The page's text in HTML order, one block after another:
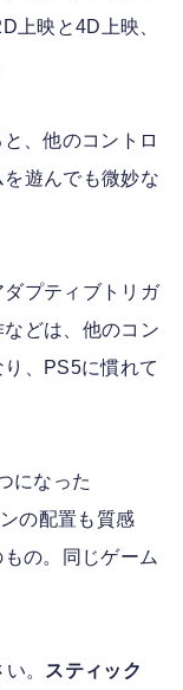
上映と4D上映、
、他のコントロ
遊んでも微妙な
プティブトリガ
どは、他のコン
、PS5に慣れて
になった
の配置も質感
の。同じゲーム
。 スティック